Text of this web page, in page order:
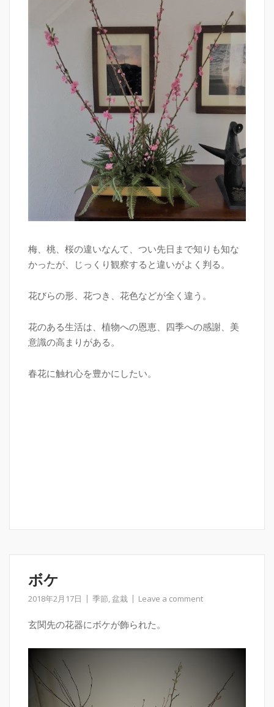
梅、桃、桜の違いなんて、つい先日まで知りも知な
かったが、じっくり観察すると違いがよく判る。
花びらの形、花つき、花色などが全く違う。
花のある生活は、植物への恩恵、四季への感謝、美
意識の高まりがある。
春花に触れ心を豊かにしたい。
ボケ
2018年2月17日 季節,盆栽 Leave a comment
玄関先の花器にボケが飾られた。